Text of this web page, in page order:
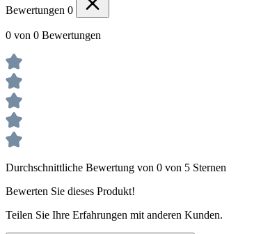
Bewertungen 0
0 von 0 Bewertungen
Durchschnittliche Bewertung von 0 von 5 Sternen
Bewerten Sie dieses Produkt!
Teilen Sie Ihre Erfahrungen mit anderen Kunden.